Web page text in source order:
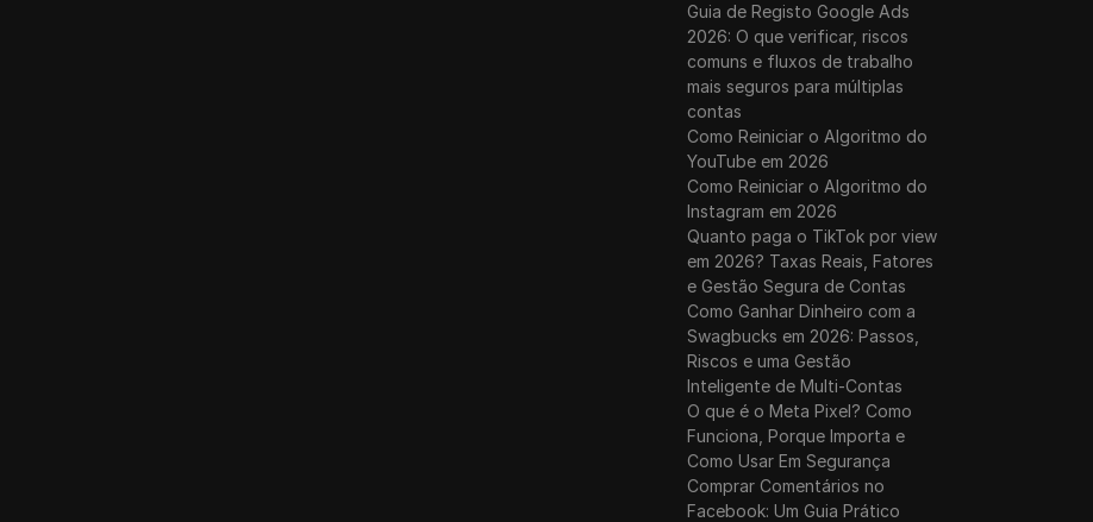
Guia de Registo Google Ads
2026: O que verificar, riscos
comuns e fluxos de trabalho
mais seguros para múltiplas
contas
Como Reiniciar o Algoritmo do
YouTube em 2026
Como Reiniciar o Algoritmo do
Instagram em 2026
Quanto paga o TikTok por view
em 2026? Taxas Reais, Fatores
e Gestão Segura de Contas
Como Ganhar Dinheiro com a
Swagbucks em 2026: Passos,
Riscos e uma Gestão
Inteligente de Multi-Contas
O que é o Meta Pixel? Como
Funciona, Porque Importa e
Como Usar Em Segurança
Comprar Comentários no
Facebook: Um Guia Prático